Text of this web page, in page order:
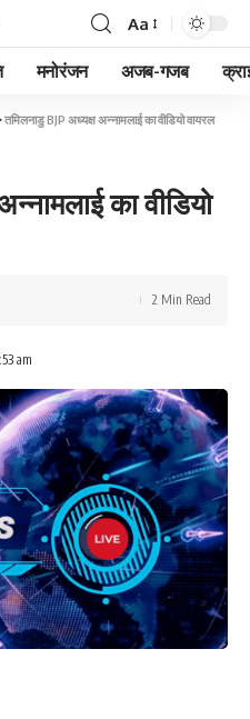
Font
Resizer
Aa
मनोरंजन अजब-गजब
तमिलनाडु BJP अध्यक्ष अन्नामलाई का वीडियो वायरल
का वीडियो
am
2 Min Read